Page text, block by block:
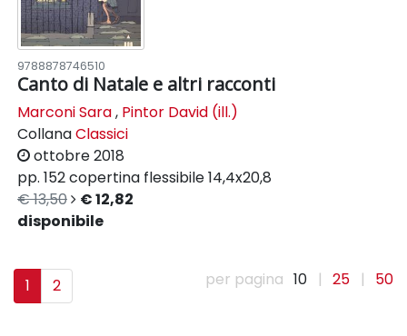
9788878746510
Canto di Natale e altri racconti
Marconi Sara, Pintor David (ill.)
CollanaClassici
ottobre 2018
pp. 152copertina flessibile14,4x20,8
€ 13,50
€ 12,82
disponibile
1 2 per pagina 10 | 25 | 50